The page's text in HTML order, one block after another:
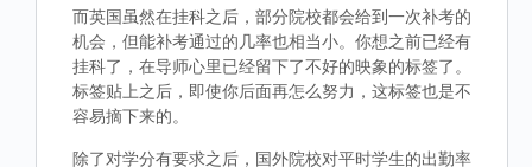
而英国虽然在挂科之后，部分院校都会给到一次补考的
机会，但能补考通过的几率也相当小。你想之前已经有
挂科了，在导师心里已经留下了不好的映象的标签了。
标签贴上之后，即使你后面再怎么努力，这标签也是不
容易摘下来的。
除了对学分有要求之后，国外院校对平时学生的出勤率